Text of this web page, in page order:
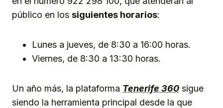
público en los siguientes horarios:
Lunes a jueves, de 8:30 a 16:00 horas.
Viernes, de 8:30 a 13:30 horas.
Un año más, la plataforma Tenerife 360 sigue
siendo la herramienta principal desde la que